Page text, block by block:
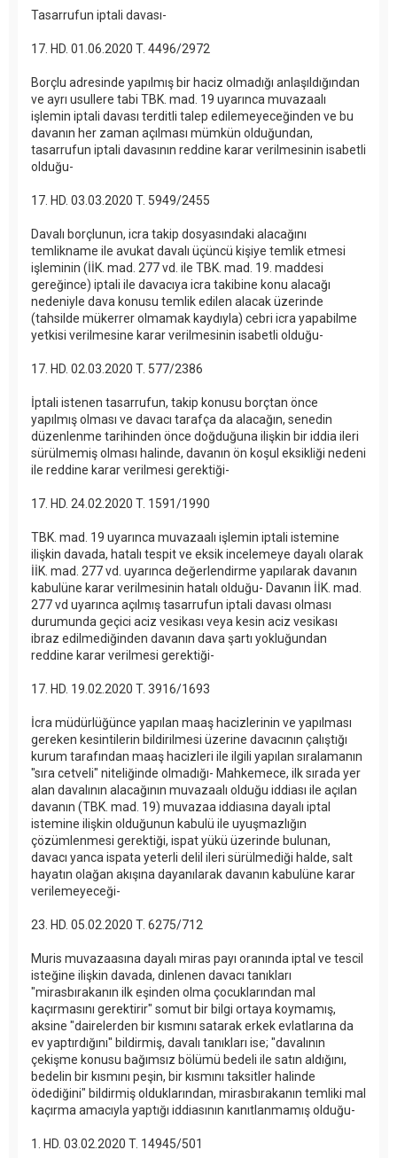
Tasarrufun iptali davası-
17. HD. 01.06.2020 T. 4496/2972
Borçlu adresinde yapılmış bir haciz olmadığı anlaşıldığından
ve ayrı usullere tabi TBK. mad. 19 uyarınca muvazaalı
işlemin iptali davası terditli talep edilemeyeceğinden ve bu
davanın her zaman açılması mümkün olduğundan,
tasarrufun iptali davasının reddine karar verilmesinin isabetli
olduğu-
17. HD. 03.03.2020 T. 5949/2455
Davalı borçlunun, icra takip dosyasındaki alacağını
temlikname ile avukat davalı üçüncü kişiye temlik etmesi
işleminin (İİK. mad. 277 vd. ile TBK. mad. 19. maddesi
gereğince) iptali ile davacıya icra takibine konu alacağı
nedeniyle dava konusu temlik edilen alacak üzerinde
(tahsilde mükerrer olmamak kaydıyla) cebri icra yapabilme
yetkisi verilmesine karar verilmesinin isabetli olduğu-
17. HD. 02.03.2020 T. 577/2386
İptali istenen tasarrufun, takip konusu borçtan önce
yapılmış olması ve davacı tarafça da alacağın, senedin
düzenlenme tarihinden önce doğduğuna ilişkin bir iddia ileri
sürülmemiş olması halinde, davanın ön koşul eksikliği nedeni
ile reddine karar verilmesi gerektiği-
17. HD. 24.02.2020 T. 1591/1990
TBK. mad. 19 uyarınca muvazaalı işlemin iptali istemine
ilişkin davada, hatalı tespit ve eksik incelemeye dayalı olarak
İİK. mad. 277 vd. uyarınca değerlendirme yapılarak davanın
kabulüne karar verilmesinin hatalı olduğu- Davanın İİK. mad.
277 vd uyarınca açılmış tasarrufun iptali davası olması
durumunda geçici aciz vesikası veya kesin aciz vesikası
ibraz edilmediğinden davanın dava şartı yokluğundan
reddine karar verilmesi gerektiği-
17. HD. 19.02.2020 T. 3916/1693
İcra müdürlüğünce yapılan maaş hacizlerinin ve yapılması
gereken kesintilerin bildirilmesi üzerine davacının çalıştığı
kurum tarafından maaş hacizleri ile ilgili yapılan sıralamanın
"sıra cetveli" niteliğinde olmadığı- Mahkemece, ilk sırada yer
alan davalının alacağının muvazaalı olduğu iddiası ile açılan
davanın (TBK. mad. 19) muvazaa iddiasına dayalı iptal
istemine ilişkin olduğunun kabulü ile uyuşmazlığın
çözümlenmesi gerektiği, ispat yükü üzerinde bulunan,
davacı yanca ispata yeterli delil ileri sürülmediği halde, salt
hayatın olağan akışına dayanılarak davanın kabulüne karar
verilemeyeceği-
23. HD. 05.02.2020 T. 6275/712
Muris muvazaasına dayalı miras payı oranında iptal ve tescil
isteğine ilişkin davada, dinlenen davacı tanıkları
"mirasbırakanın ilk eşinden olma çocuklarından mal
kaçırmasını gerektirir" somut bir bilgi ortaya koymamış,
aksine "dairelerden bir kısmını satarak erkek evlatlarına da
ev yaptırdığını" bildirmiş, davalı tanıkları ise; "davalının
çekişme konusu bağımsız bölümü bedeli ile satın aldığını,
bedelin bir kısmını peşin, bir kısmını taksitler halinde
ödediğini" bildirmiş olduklarından, mirasbırakanın temliki mal
kaçırma amacıyla yaptığı iddiasının kanıtlanmamış olduğu-
1. HD. 03.02.2020 T. 14945/501